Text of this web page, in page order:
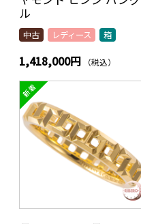
ル
中古 レディース 箱
1,418,000円 （税込）